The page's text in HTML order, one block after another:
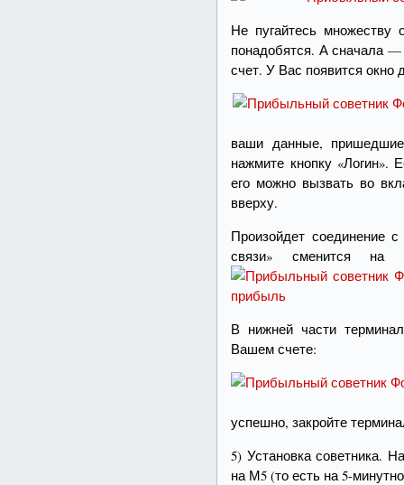
Не пугайтесь множеству
понадобятся. А сначала —
счет. У Вас появится окно
ваши данные,
нажмите кнопку «Логин».
его можно вызвать во
вверху.
Произойдет соединение
связи» сменится на
В нижней части
Вашем счете:
успешно, закройте
5) Установка советника.
на М5 (то есть на 5-